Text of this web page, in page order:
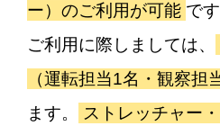
ー）のご利用が可能 です
ご利用に際しましては、
（運転担当1名・観察担
ます。
ストレッチャー